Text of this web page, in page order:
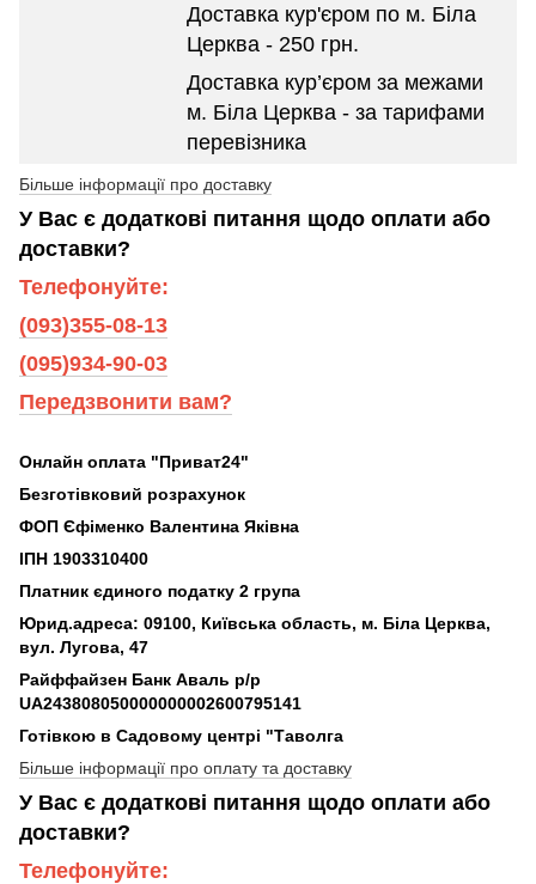
Доставка кур'єром по м. Біла
Церква - 250 грн.
Доставка кур’єром за межами
м. Біла Церква - за тарифами
перевізника
Більше інформації про доставку
У Вас є додаткові питання щодо оплати або
доставки?
Телефонуйте:
(093)355-08-13
(095)934-90-03
Передзвонити вам?
Онлайн оплата "Приват24"
Безготівковий розрахунок
ФОП Єфіменко Валентина Яківна
ІПН 1903310400
Платник єдиного податку 2 група
Юрид.адреса: 09100, Київська область, м. Біла Церква,
вул. Лугова, 47
Райффайзен Банк Аваль р/р
UA243808050000000002600795141
Готівкою в Садовому центрі "Таволга
Більше інформації про оплату та доставку
У Вас є додаткові питання щодо оплати або
доставки?
Телефонуйте: